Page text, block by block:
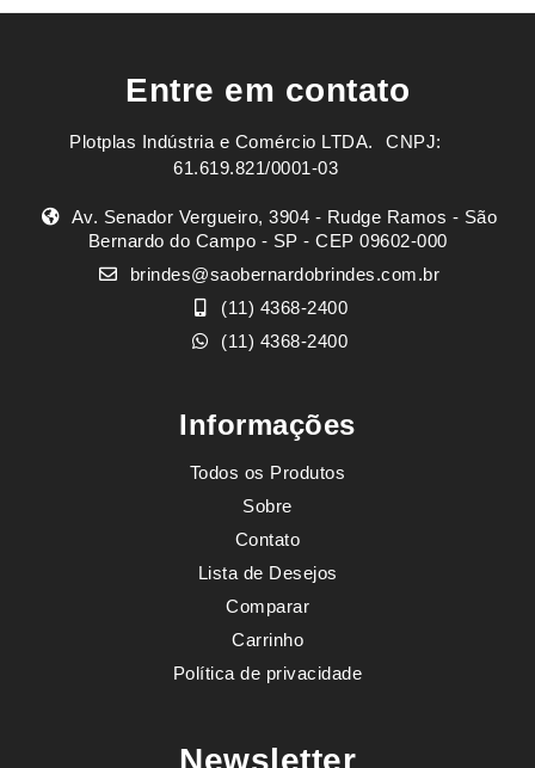
Entre em contato
Plotplas Indústria e Comércio LTDA. ㅤㅤㅤ CNPJ:
61.619.821/0001-03
Av. Senador Vergueiro, 3904 - Rudge Ramos - São
Bernardo do Campo - SP - CEP 09602-000
brindes@saobernardobrindes.com.br
(11) 4368-2400
(11) 4368-2400
Informações
Todos os Produtos
Sobre
Contato
Lista de Desejos
Comparar
Carrinho
Política de privacidade
Newsletter